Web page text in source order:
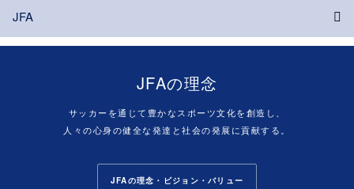
JFA
JFAの理念
サッカーを通じて豊かなスポーツ文化を創造し、
人々の心身の健全な発達と社会の発展に貢献する。
JFAの理念・ビジョン・バリュー